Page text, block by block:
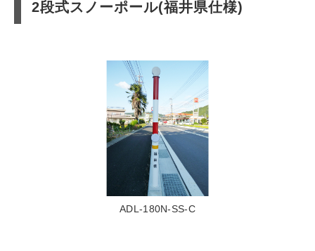
2段式スノーポール(福井県仕様)
ADL-180N-SS-C